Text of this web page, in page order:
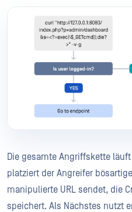
Die gesamte Angriffskette
platziert der Angreifer
manipulierte URL sendet, die
speichert. Als Nächstes nutzt